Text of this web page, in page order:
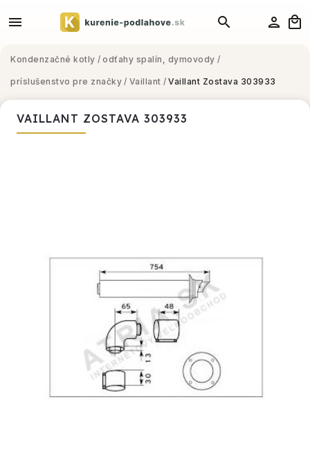
Kondenzačné kotly / odťahy spalín, dymovody /
príslušenstvo pre značky / Vaillant / Vaillant Zostava 303933
VAILLANT ZOSTAVA 303933